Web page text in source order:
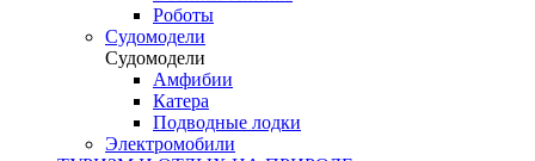
Роботы
Судомодели
Судомодели
Амфибии
Катера
Подводные лодки
Электромобили